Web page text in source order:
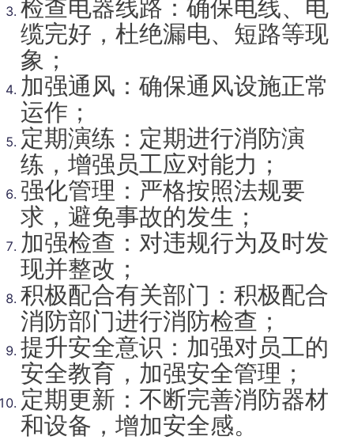
检查电器线路：确保电线、电
缆完好，杜绝漏电、短路等现
象；
加强通风：确保通风设施正常
运作；
定期演练：定期进行消防演
练，增强员工应对能力；
强化管理：严格按照法规要
求，避免事故的发生；
加强检查：对违规行为及时发
现并整改；
积极配合有关部门：积极配合
消防部门进行消防检查；
提升安全意识：加强对员工的
安全教育，加强安全管理；
定期更新：不断完善消防器材
和设备，增加安全感。